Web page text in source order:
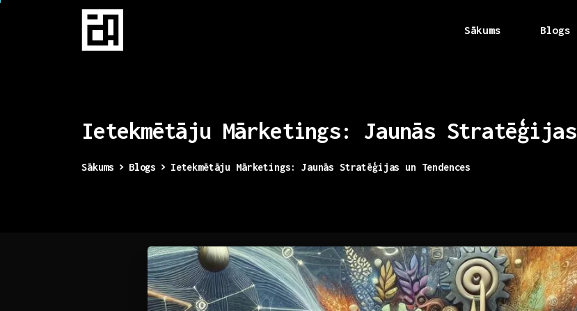
Sākums Blogs
Ietekmētāju Mārketings: Jaunās Stratēģijas
Sākums Blogs Ietekmētāju Mārketings: Jaunās Stratēģijas un Tendences